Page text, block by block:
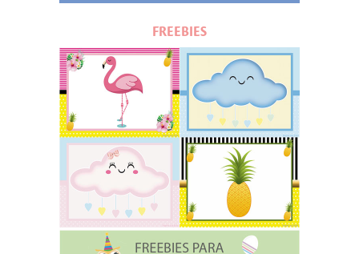
FREEBIES